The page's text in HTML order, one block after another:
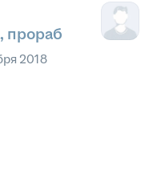
прораб
2018